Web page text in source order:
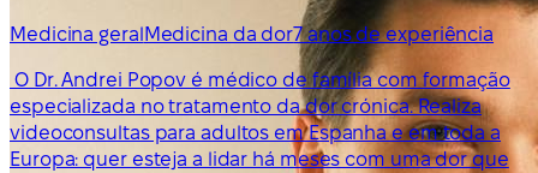
Medicina geralMedicina da dor7 anos de experiência
O Dr. Andrei Popov é médico de família com formação
especializada no tratamento da dor crónica. Realiza
videoconsultas para adultos em Espanha e em toda a
Europa: quer esteja a lidar há meses com uma dor que